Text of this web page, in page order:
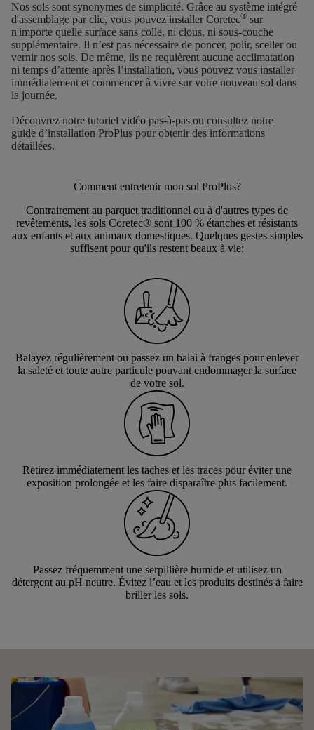
Nos sols sont synonymes de simplicité. Grâce au système intégré
d'assemblage par clic, vous pouvez installer Coretec® sur
n'importe quelle surface sans colle, ni clous, ni sous-couche
supplémentaire. Il n’est pas nécessaire de poncer, polir, sceller ou
vernir nos sols. De même, ils ne requièrent aucune acclimatation
ni temps d’attente après l’installation, vous pouvez vous installer
immédiatement et commencer à vivre sur votre nouveau sol dans
la journée.
Découvrez notre tutoriel vidéo pas-à-pas ou consultez notre
guide d’installation ProPlus pour obtenir des informations
détaillées.
Comment entretenir mon sol ProPlus?
Contrairement au parquet traditionnel ou à d'autres types de
revêtements, les sols Coretec® sont 100 % étanches et résistants
aux enfants et aux animaux domestiques. Quelques gestes simples
suffisent pour qu'ils restent beaux à vie:
Balayez régulièrement ou passez un balai à franges pour enlever
la saleté et toute autre particule pouvant endommager la surface
de votre sol.
Retirez immédiatement les taches et les traces pour éviter une
exposition prolongée et les faire disparaître plus facilement.
Passez fréquemment une serpillière humide et utilisez un
détergent au pH neutre. Évitez l’eau et les produits destinés à faire
briller les sols.